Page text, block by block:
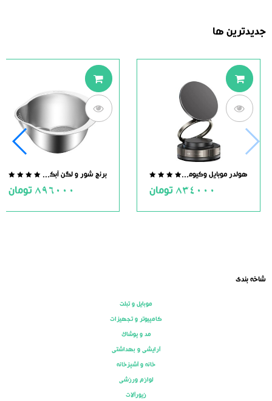
جدیدترین ها
out
5
هولدر موبایل وکیومی مگنت دار
834000 تومان
5
برنج شور و لگن آبکش دار استیل
896000 تومان
شاخه بندی
موبایل و تبلت
کامپیوتر و تجهیزات
مد و پوشاک
آرایشی و بهداشتی
خانه و آشپزخانه
لوازم ورزشی
زیورآلات